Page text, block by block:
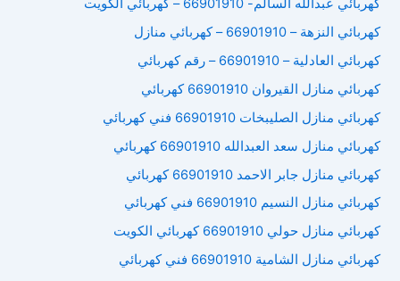
كهربائي عبدالله السالم- 66901910 – كهربائي الكويت
كهربائي النزهة – 66901910 – كهربائي منازل
كهربائي العادلية – 66901910 – رقم كهربائي
كهربائي منازل القيروان 66901910 كهربائي
كهربائي منازل الصليبخات 66901910 فني كهربائي
كهربائي منازل سعد العبدالله 66901910 كهربائي
كهربائي منازل جابر الاحمد 66901910 كهربائي
كهربائي منازل النسيم 66901910 فني كهربائي
كهربائي منازل حولي 66901910 كهربائي الكويت
كهربائي منازل الشامية 66901910 فني كهربائي